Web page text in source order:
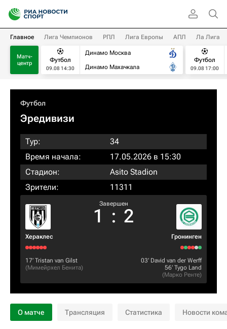
Главное Лига Чемпионов РПЛ Лига Европы АПЛ Ла Лига
Матч-
центр
Футбол
09.08 14:30
Динамо Москва
Динамо Махачкала
Футбол
09.08 17:00
Футбол
Эредивизи
Тур:
34
Время начала:
17.05.2026 в 15:30
Стадион:
Asito Stadion
Зрители:
11311
Хераклес
Завершен
1 : 2
Гронинген
17‎’‎ Tristan van Gilst
(Мимейрхел Бенита)
03‎’‎ David van der Werff
56‎’‎ Tygo Land
(Марко Ренте)
О матче Трансляция Статистика Новости